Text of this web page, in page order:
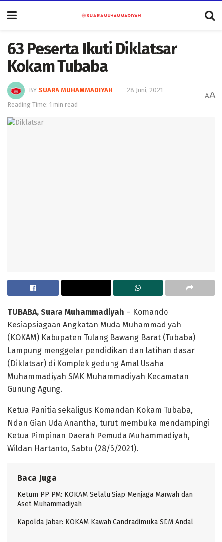
63 Peserta Ikuti Diklatsar
Kokam Tubaba
BY SUARA MUHAMMADIYAH
28 Juni, 2021
Reading Time: 1 min read
AA
TUBABA, Suara Muhammadiyah – Komando
Kesiapsiagaan Angkatan Muda Muhammadiyah
(KOKAM) Kabupaten Tulang Bawang Barat (Tubaba)
Lampung menggelar pendidikan dan latihan dasar
(Diklatsar) di Komplek gedung Amal Usaha
Muhammadiyah SMK Muhammadiyah Kecamatan
Gunung Agung.
Ketua Panitia sekaligus Komandan Kokam Tubaba,
Ndan Gian Uda Anantha, turut membuka mendampingi
Ketua Pimpinan Daerah Pemuda Muhammadiyah,
Wildan Hartanto, Sabtu (28/6/2021).
Baca Juga
Ketum PP PM: KOKAM Selalu Siap Menjaga Marwah dan
Aset Muhammadiyah
Kapolda Jabar: KOKAM Kawah Candradimuka SDM Andal